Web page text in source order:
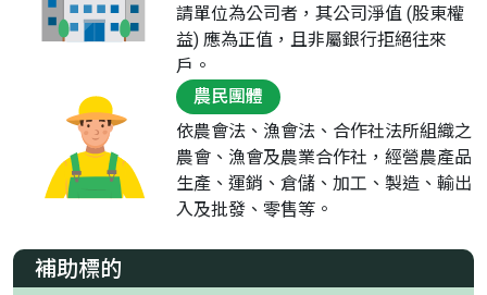
請單位為公司者，其公司淨值 (股東權
益) 應為正值，且非屬銀行拒絕往來
戶。
農民團體
依農會法、漁會法、合作社法所組織之
農會、漁會及農業合作社，經營農產品
生產、運銷、倉儲、加工、製造、輸出
入及批發、零售等。
補助標的